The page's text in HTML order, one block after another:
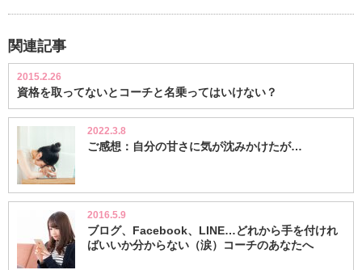
関連記事
2015.2.26
資格を取ってないとコーチと名乗ってはいけない？
2022.3.8
ご感想：自分の甘さに気が沈みかけたが…
2016.5.9
ブログ、Facebook、LINE…どれから手を付けれ
ばいいか分からない（涙）コーチのあなたへ